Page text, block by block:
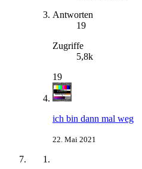
Antworten
19
Zugriffe
5,8k
19
ich bin dann mal weg
22. Mai 2021